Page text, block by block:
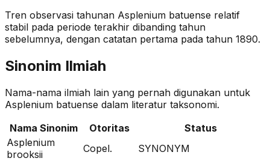
Tren observasi tahunan Asplenium batuense relatif
stabil pada periode terakhir dibanding tahun
sebelumnya, dengan catatan pertama pada tahun 1890.
Sinonim Ilmiah
Nama-nama ilmiah lain yang pernah digunakan untuk
Asplenium batuense dalam literatur taksonomi.
Nama Sinonim
Otoritas
Status
Asplenium
brooksii
Copel.
SYNONYM